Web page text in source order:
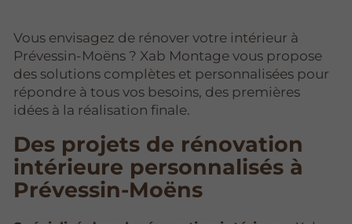
Vous envisagez de rénover votre intérieur à
Prévessin-Moëns ? Xab Montage vous propose
des solutions complètes et personnalisées pour
répondre à tous vos besoins, des premières
idées à la réalisation finale.
Des projets de rénovation
intérieure personnalisés à
Prévessin-Moëns